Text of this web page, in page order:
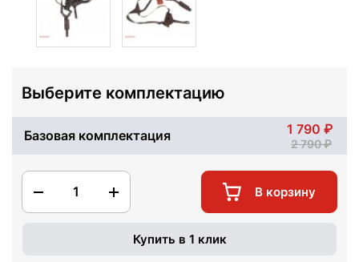
Выберите комплектацию
Базовая комплектация 1 790
2 790
1 В корзину
Купить в 1 клик